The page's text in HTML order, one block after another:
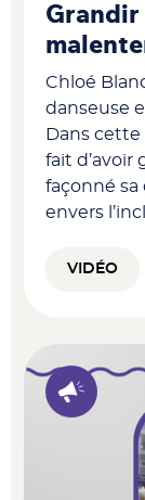
Grandir
Chloé
danseuse
Dans
fait d’avoir
façonné
envers
VIDÉO